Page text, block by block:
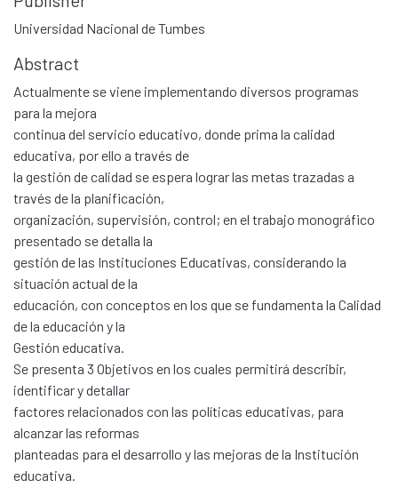
Universidad Nacional de Tumbes
Abstract
Actualmente se viene implementando diversos programas
para la mejora
continua del servicio educativo, donde prima la calidad
educativa, por ello a través de
la gestión de calidad se espera lograr las metas trazadas a
través de la planificación,
organización, supervisión, control; en el trabajo monográfico
presentado se detalla la
gestión de las Instituciones Educativas, considerando la
situación actual de la
educación, con conceptos en los que se fundamenta la Calidad
de la educación y la
Gestión educativa.
Se presenta 3 Objetivos en los cuales permitirá describir,
identificar y detallar
factores relacionados con las políticas educativas, para
alcanzar las reformas
planteadas para el desarrollo y las mejoras de la Institución
educativa.